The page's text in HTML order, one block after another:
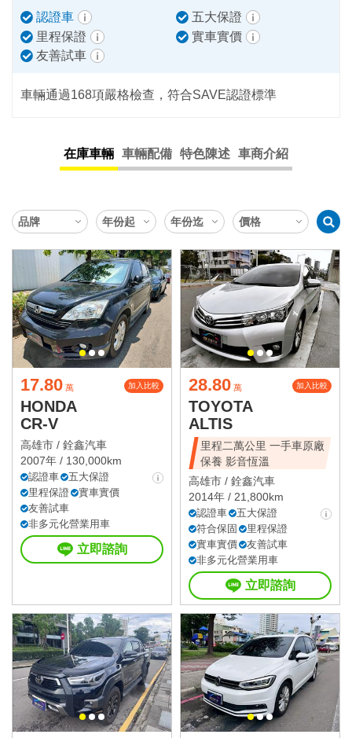
認證車
五大保證
里程保證
實車實價
友善試車
車輛通過168項嚴格檢查，符合SAVE認證標準
在庫車輛 車輛配備 特色陳述 車商介紹
17.80 萬 加入比較
HONDA
CR-V
高雄市 / 銓鑫汽車
2007年 / 130,000km
認證車
五大保證
里程保證
實車實價
友善試車
非多元化營業用車
立即諮詢
28.80 萬 加入比較
TOYOTA
ALTIS
里程二萬公里 一手車原廠
保養 影音恆溫
高雄市 / 銓鑫汽車
2014年 / 21,800km
認證車
五大保證
符合保固
里程保證
實車實價
友善試車
非多元化營業用車
立即諮詢